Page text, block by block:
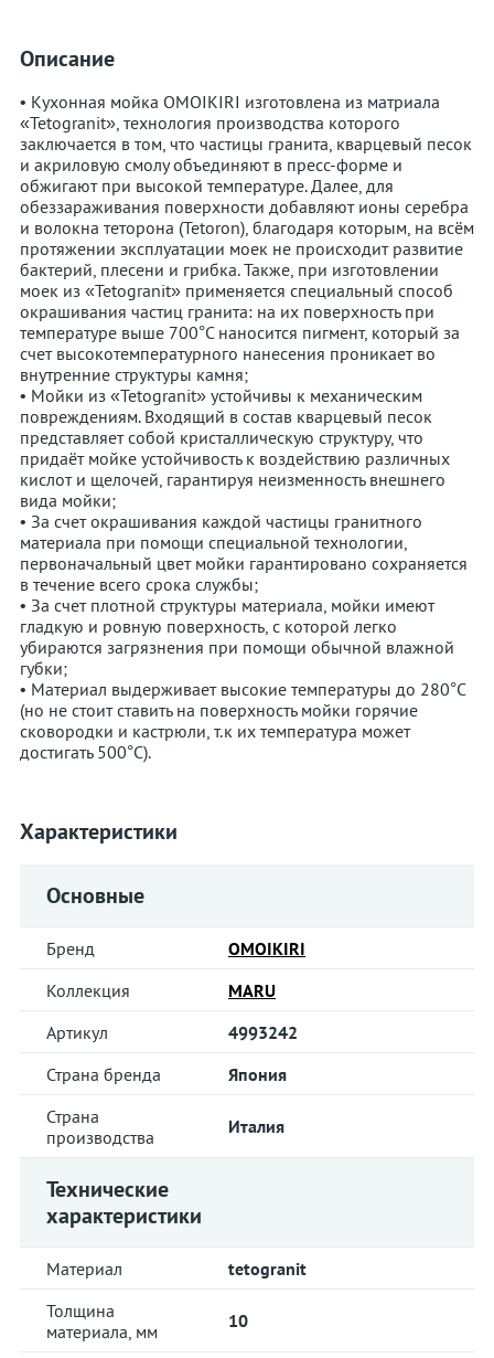
Описание
• Кухонная мойка OMOIKIRI изготовлена из матриала
«Tetogranit», технология производства которого
заключается в том, что частицы гранита, кварцевый песок
и акриловую смолу объединяют в пресс-форме и
обжигают при высокой температуре. Далее, для
обеззараживания поверхности добавляют ионы серебра
и волокна теторона (Tetoron), благодаря которым, на всём
протяжении эксплуатации моек не происходит развитие
бактерий, плесени и грибка. Также, при изготовлении
моек из «Tetogranit» применяется специальный способ
окрашивания частиц гранита: на их поверхность при
температуре выше 700°С наносится пигмент, который за
счет высокотемпературного нанесения проникает во
внутренние структуры камня;
• Мойки из «Tetogranit» устойчивы к механическим
повреждениям. Входящий в состав кварцевый песок
представляет собой кристаллическую структуру, что
придаёт мойке устойчивость к воздействию различных
кислот и щелочей, гарантируя неизменность внешнего
вида мойки;
• За счет окрашивания каждой частицы гранитного
материала при помощи специальной технологии,
первоначальный цвет мойки гарантировано сохраняется
в течение всего срока службы;
• За счет плотной структуры материала, мойки имеют
гладкую и ровную поверхность, с которой легко
убираются загрязнения при помощи обычной влажной
губки;
• Материал выдерживает высокие температуры до 280°С
(но не стоит ставить на поверхность мойки горячие
сковородки и кастрюли, т.к их температура может
достигать 500°С).
Характеристики
Основные
Бренд
OMOIKIRI
Коллекция
MARU
Артикул
4993242
Страна бренда
Япония
Страна
производства
Италия
Технические
характеристики
Материал
tetogranit
Толщина
материала, мм
10